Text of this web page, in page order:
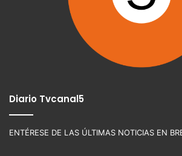
Diario Tvcanal5
ENTÉRESE DE LAS ÚLTIMAS NOTICIAS EN